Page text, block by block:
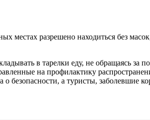
разрешено находиться без
в тарелки еду, не обращаясь за
на профилактику
безопасности, а туристы, заболевшие